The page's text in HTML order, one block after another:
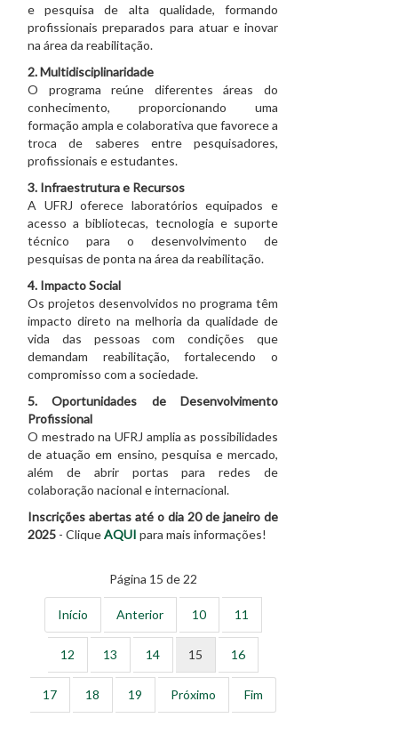
e pesquisa de alta qualidade, formando
profissionais preparados para atuar e inovar
na área da reabilitação.
2. Multidisciplinaridade
O programa reúne diferentes áreas do
conhecimento, proporcionando uma
formação ampla e colaborativa que favorece a
troca de saberes entre pesquisadores,
profissionais e estudantes.
3. Infraestrutura e Recursos
A UFRJ oferece laboratórios equipados e
acesso a bibliotecas, tecnologia e suporte
técnico para o desenvolvimento de
pesquisas de ponta na área da reabilitação.
4. Impacto Social
Os projetos desenvolvidos no programa têm
impacto direto na melhoria da qualidade de
vida das pessoas com condições que
demandam reabilitação, fortalecendo o
compromisso com a sociedade.
5. Oportunidades de Desenvolvimento
Profissional
O mestrado na UFRJ amplia as possibilidades
de atuação em ensino, pesquisa e mercado,
além de abrir portas para redes de
colaboração nacional e internacional.
Inscrições abertas até o dia 20 de janeiro de
2025 - CliqueAQUI para mais informações!
Página 15 de 22
Início Anterior 10 11
12 13 14 15 16
17 18 19 Próximo Fim